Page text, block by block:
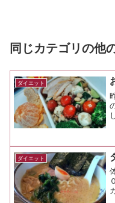
同じカテゴリの他
ダイエット
ダイエット